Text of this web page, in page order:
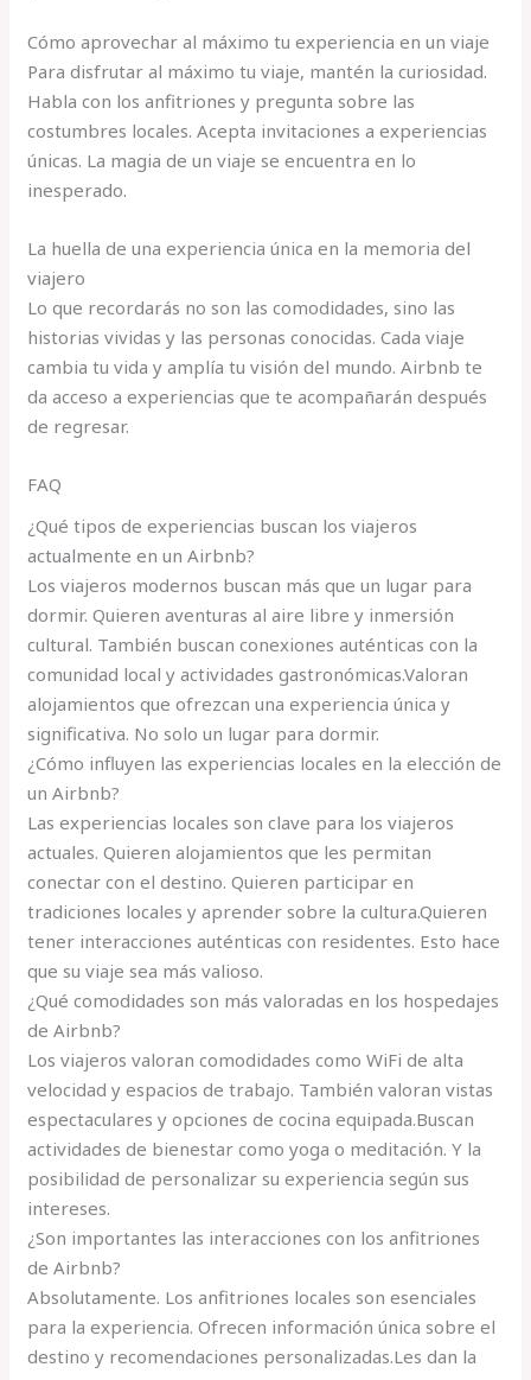
Cómo aprovechar al máximo tu experiencia en un viaje
Para disfrutar al máximo tu viaje, mantén la curiosidad.
Habla con los anfitriones y pregunta sobre las
costumbres locales. Acepta invitaciones a experiencias
únicas. La magia de un viaje se encuentra en lo
inesperado.
La huella de una experiencia única en la memoria del
viajero
Lo que recordarás no son las comodidades, sino las
historias vividas y las personas conocidas. Cada viaje
cambia tu vida y amplía tu visión del mundo. Airbnb te
da acceso a experiencias que te acompañarán después
de regresar.
FAQ
¿Qué tipos de experiencias buscan los viajeros
actualmente en un Airbnb?
Los viajeros modernos buscan más que un lugar para
dormir. Quieren aventuras al aire libre y inmersión
cultural. También buscan conexiones auténticas con la
comunidad local y actividades gastronómicas.Valoran
alojamientos que ofrezcan una experiencia única y
significativa. No solo un lugar para dormir.
¿Cómo influyen las experiencias locales en la elección de
un Airbnb?
Las experiencias locales son clave para los viajeros
actuales. Quieren alojamientos que les permitan
conectar con el destino. Quieren participar en
tradiciones locales y aprender sobre la cultura.Quieren
tener interacciones auténticas con residentes. Esto hace
que su viaje sea más valioso.
¿Qué comodidades son más valoradas en los hospedajes
de Airbnb?
Los viajeros valoran comodidades como WiFi de alta
velocidad y espacios de trabajo. También valoran vistas
espectaculares y opciones de cocina equipada.Buscan
actividades de bienestar como yoga o meditación. Y la
posibilidad de personalizar su experiencia según sus
intereses.
¿Son importantes las interacciones con los anfitriones
de Airbnb?
Absolutamente. Los anfitriones locales son esenciales
para la experiencia. Ofrecen información única sobre el
destino y recomendaciones personalizadas.Les dan la